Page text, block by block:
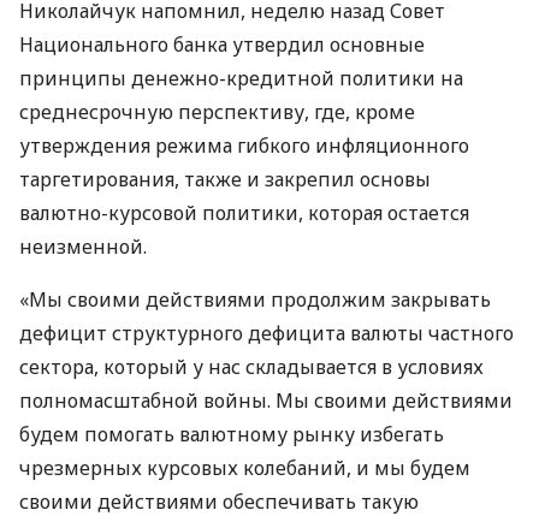
Николайчук напомнил, неделю назад Совет
Национального банка утвердил основные
принципы денежно-кредитной политики на
среднесрочную перспективу, где, кроме
утверждения режима гибкого инфляционного
таргетирования, также и закрепил основы
валютно-курсовой политики, которая остается
неизменной.
«Мы своими действиями продолжим закрывать
дефицит структурного дефицита валюты частного
сектора, который у нас складывается в условиях
полномасштабной войны. Мы своими действиями
будем помогать валютному рынку избегать
чрезмерных курсовых колебаний, и мы будем
своими действиями обеспечивать такую ​​